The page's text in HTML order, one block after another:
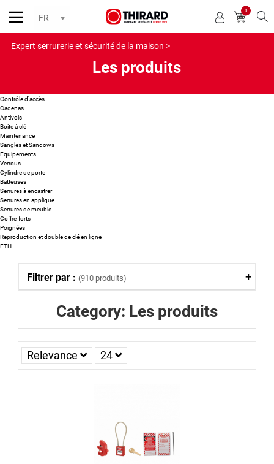
0
Expert serrurerie et sécurité de la maison >
Les produits
Contrôle d'accès
Cadenas
Antivols
Boite à clé
Maintenance
Sangles et Sandows
Equipements
Verrous
Cylindre de porte
Batteuses
Serrures à encastrer
Serrures en applique
Serrures de meuble
Coffre-forts
Poignées
Reproduction et double de clé en ligne
FTH
Category: Les produits
Relevance 24
Filtrer par : (910 produits)